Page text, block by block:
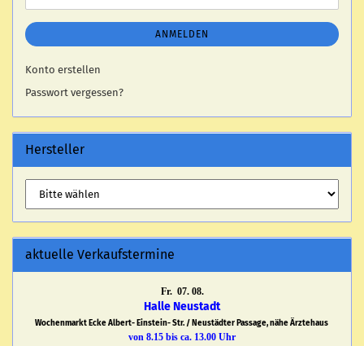
ANMELDEN
Konto erstellen
Passwort vergessen?
Hersteller
aktuelle Verkaufstermine
Fr. 07. 08.
Halle Neustadt
Wochenmarkt Ecke Albert- Einstein- Str. / Neustädter Passage, nähe Ärztehaus
von 8.15 bis ca. 13.00 Uhr